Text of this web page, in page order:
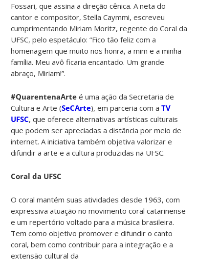
Fossari, que assina a direção cênica. A neta do
cantor e compositor, Stella Caymmi, escreveu
cumprimentando Miriam Moritz, regente do Coral da
UFSC, pelo espetáculo: “Fico tão feliz com a
homenagem que muito nos honra, a mim e a minha
família. Meu avô ficaria encantado. Um grande
abraço, Miriam!”.
#QuarentenaArteé uma ação da Secretaria de
Cultura e Arte (SeCArte), em parceria com aTV
UFSC, que oferece alternativas artísticas culturais
que podem ser apreciadas a distância por meio de
internet. A iniciativa também objetiva valorizar e
difundir a arte e a cultura produzidas na UFSC.
Coral da UFSC
O coral mantém suas atividades desde 1963, com
expressiva atuação no movimento coral catarinense
e um repertório voltado para a música brasileira.
Tem como objetivo promover e difundir o canto
coral, bem como contribuir para a integração e a
extensão cultural da